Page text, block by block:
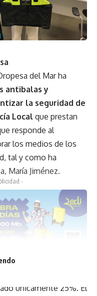
del Mar ha
antibalas y
la seguridad de
Local que prestan
responde al
los medios de los
tal y como ha
María Jiménez.
-
antibalas suponen
únicamente 25%. El